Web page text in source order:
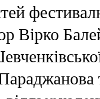
Вірко